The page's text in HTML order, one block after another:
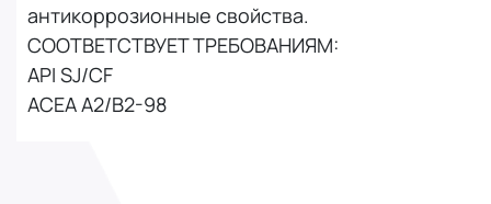
антикоррозионные свойства.
СООТВЕТСТВУЕТ ТРЕБОВАНИЯМ:
API SJ/CF
ACEA A2/B2-98